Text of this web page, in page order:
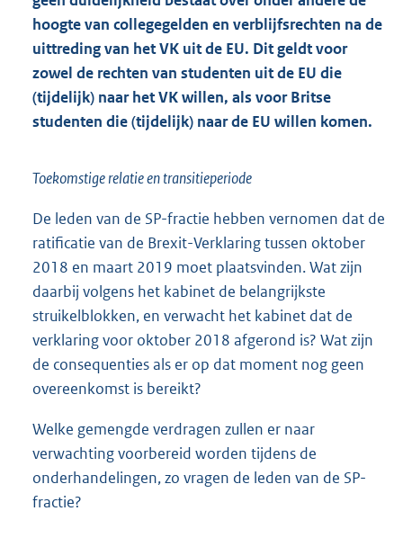
hoogte van collegegelden en verblijfsrechten na de
uittreding van het VK uit de EU. Dit geldt voor
zowel de rechten van studenten uit de EU die
(tijdelijk) naar het VK willen, als voor Britse
studenten die (tijdelijk) naar de EU willen komen.
Toekomstige relatie en transitieperiode
De leden van de SP-fractie hebben vernomen dat de
ratificatie van de Brexit-Verklaring tussen oktober
2018 en maart 2019 moet plaatsvinden. Wat zijn
daarbij volgens het kabinet de belangrijkste
struikelblokken, en verwacht het kabinet dat de
verklaring voor oktober 2018 afgerond is? Wat zijn
de consequenties als er op dat moment nog geen
overeenkomst is bereikt?
Welke gemengde verdragen zullen er naar
verwachting voorbereid worden tijdens de
onderhandelingen, zo vragen de leden van de SP-
fractie?